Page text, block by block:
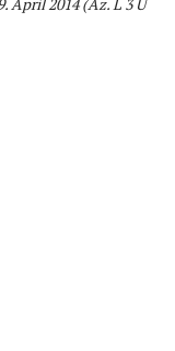
April 2014 (Az. L 3 U